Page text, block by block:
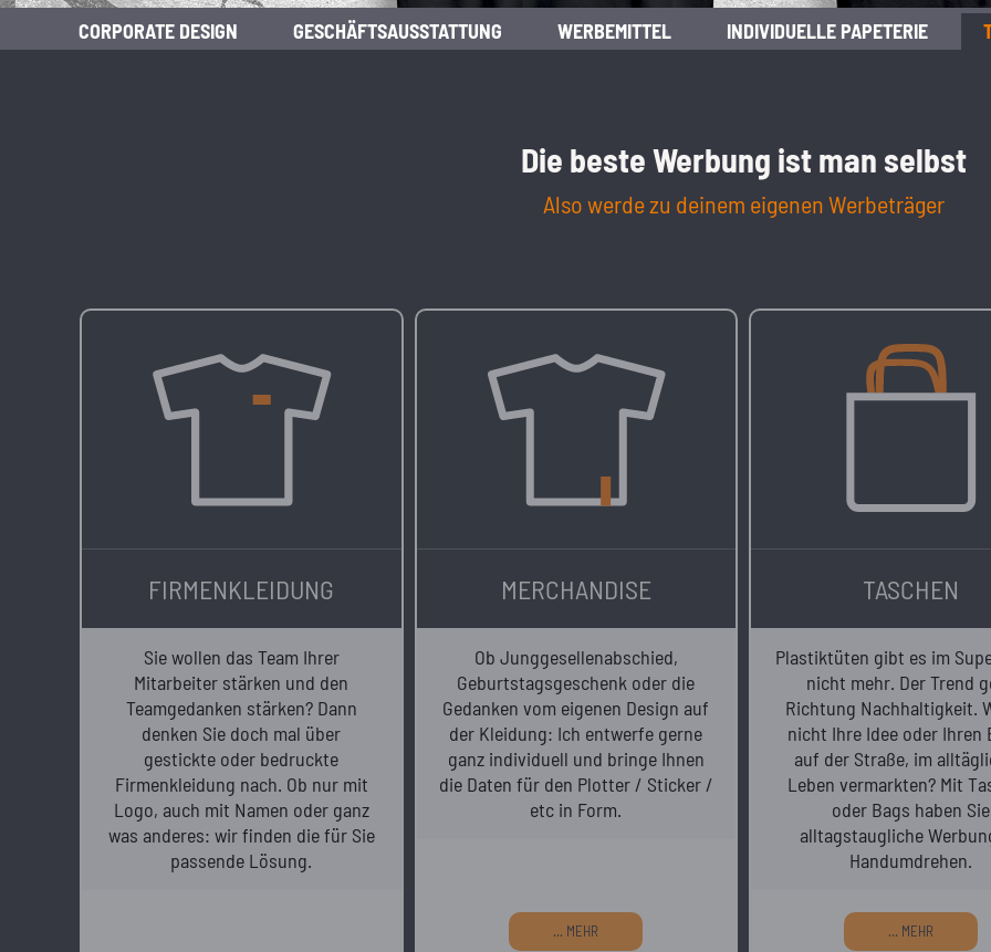
CORPORATE DESIGN GESCHÄFTSAUSSTATTUNG WERBEMITTEL INDIVIDUELLE PAPETERIE
Die beste Werbung ist man selbst
Also werde zu deinem eigenen Werbeträger
FIRMENKLEIDUNG
Sie wollen das Team Ihrer
Mitarbeiter stärken und den
Teamgedanken stärken? Dann
denken Sie doch mal über
gestickte oder bedruckte
Firmenkleidung nach. Ob nur mit
Logo, auch mit Namen oder ganz
was anderes: wir finden die für Sie
passende Lösung.
MERCHANDISE
Ob Junggesellenabschied,
Geburtstagsgeschenk oder die
Gedanken vom eigenen Design auf
der Kleidung: Ich entwerfe gerne
ganz individuell und bringe Ihnen
die Daten für den Plotter / Sticker /
etc in Form.
... MEHR
TASCHEN
Plastiktüten gibt es im
nicht mehr. Der Trend
Richtung Nachhaltigkeit.
nicht Ihre Idee oder Ihren
auf der Straße, im
Leben vermarkten? Mit
oder Bags haben Sie
alltagstaugliche
Handumdrehen.
... MEHR